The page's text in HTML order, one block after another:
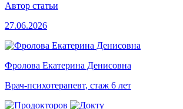
Автор статьи
27.06.2026
Фролова Екатерина Денисовна
Врач-психотерапевт, стаж 6 лет